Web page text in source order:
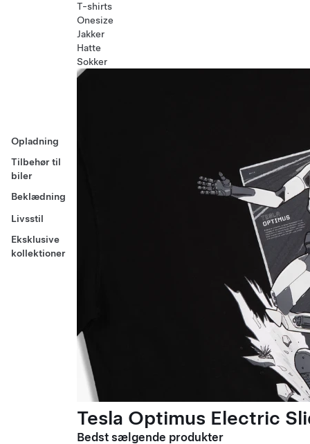
Opladning
Tilbehør til
biler
Beklædning
Livsstil
Eksklusive
kollektioner
T-shirts
Onesize
Jakker
Hatte
Sokker
Tesla Optimus Electric
Bedst sælgende produkter